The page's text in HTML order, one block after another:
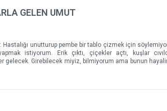
GELEN UMUT
unutturup pembe bir tablo çizmek için
istiyorum. Erik çıktı, çiçekler açtı, kuşlar
gelecek. Girebilecek miyiz, bilmiyorum ama bunun